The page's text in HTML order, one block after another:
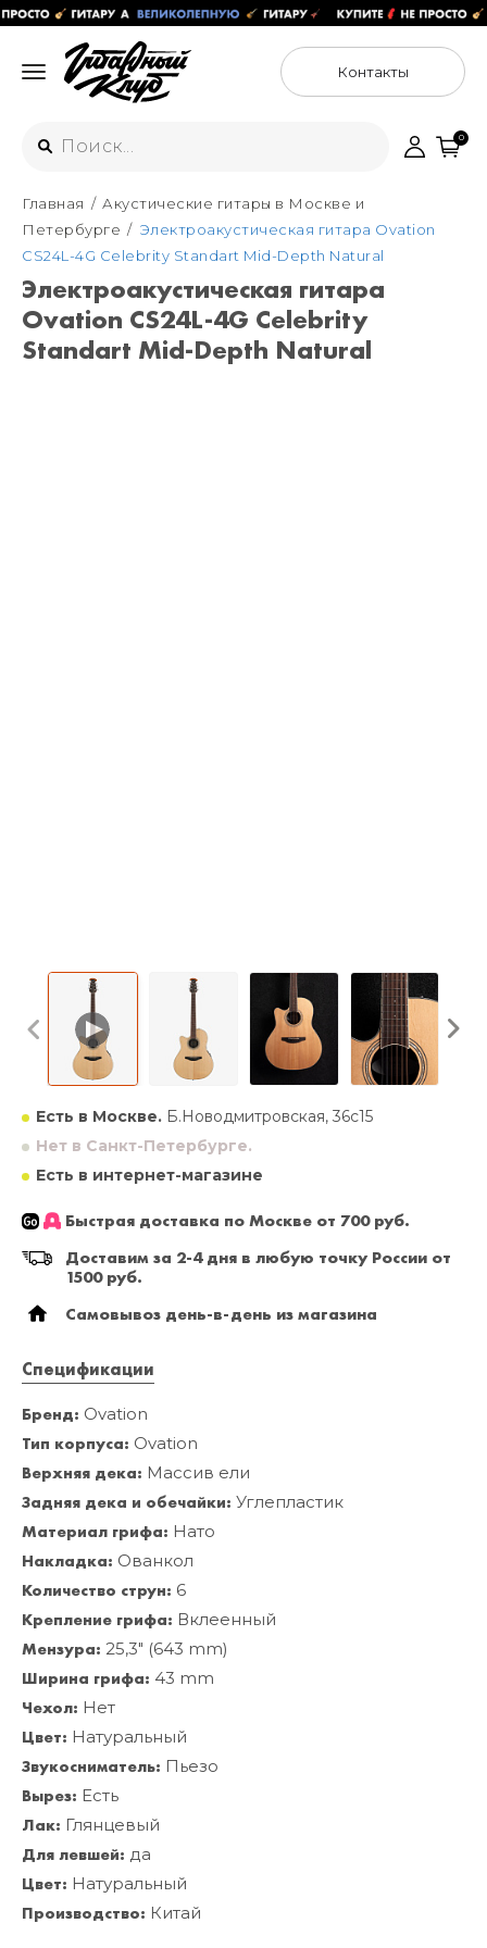
Контакты
Интернет-магазин
+7 (925) 125-54-44
Москва
+7 (925) 176-55-65
ул. Большая Новодмитровская 36с15,
"ФЛАКОН"
Санкт-Петербург
+7 (929) 179-15-49
0
Главная
Акустические гитары в Москве и
Петербурге
Электроакустическая гитара Ovation
CS24L-4G Celebrity Standart Mid-Depth Natural
Электроакустическая гитара
Ovation CS24L-4G Celebrity
Standart Mid-Depth Natural
Есть в Москве. Б.Новодмитровская, 36с15
Нет в Санкт-Петербурге.
Есть в интернет-магазине
Быстрая доставка по Москве от 700 руб.
Доставим за 2-4 дня в любую точку России от
1500 руб.
Самовывоз день-в-день из магазина
Спецификации
Бренд: Ovation
Тип корпуса: Ovation
Верхняя дека: Массив ели
Задняя дека и обечайки: Углепластик
Материал грифа: Нато
Накладка: Ованкол
Количество струн: 6
Крепление грифа: Вклеенный
Мензура: 25,3" (643 mm)
Ширина грифа: 43 mm
Чехол: Нет
Цвет: Натуральный
Звукосниматель: Пьезо
Вырез: Есть
Лак: Глянцевый
Для левшей: да
Цвет: Натуральный
Производство: Китай